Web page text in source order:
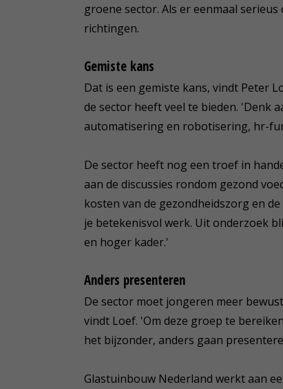
groene sector. Als er eenmaal
richtingen.
Gemiste kans
Dat is een gemiste kans, vindt Peter
de sector heeft veel te bieden. 'Denk
automatisering en robotisering, hr-
De sector heeft nog een troef in
aan de discussies rondom gezond
kosten van de gezondheidszorg en
je betekenisvol werk. Uit onderzoek
en hoger kader.'
Anders presenteren
De sector moet jongeren meer
vindt Loef. 'Om deze groep te
het bijzonder, anders gaan
Glastuinbouw Nederland werkt aan